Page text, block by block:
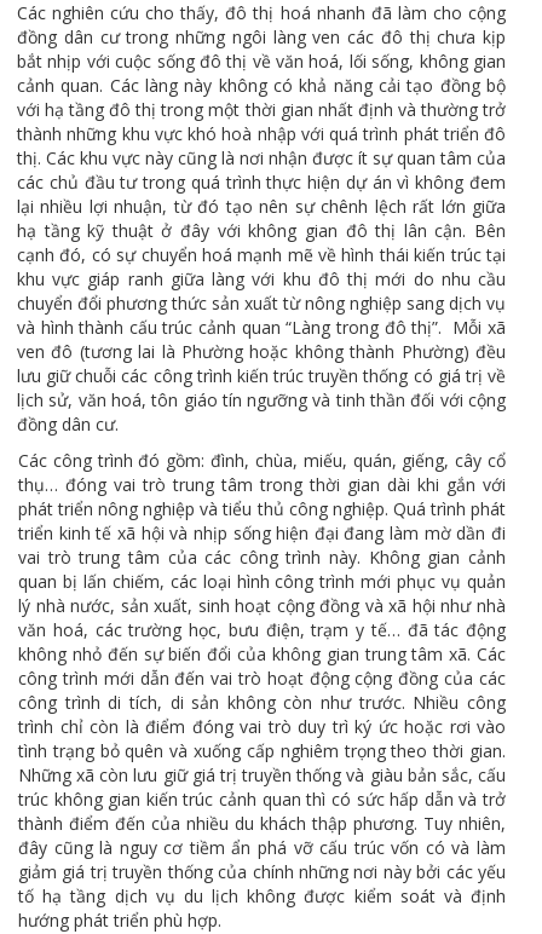
Các nghiên cứu cho thấy, đô thị hoá nhanh đã làm cho cộng
đồng dân cư trong những ngôi làng ven các đô thị chưa kịp
bắt nhịp với cuộc sống đô thị về văn hoá, lối sống, không gian
cảnh quan. Các làng này không có khả năng cải tạo đồng bộ
với hạ tầng đô thị trong một thời gian nhất định và thường trở
thành những khu vực khó hoà nhập với quá trình phát triển đô
thị. Các khu vực này cũng là nơi nhận được ít sự quan tâm của
các chủ đầu tư trong quá trình thực hiện dự án vì không đem
lại nhiều lợi nhuận, từ đó tạo nên sự chênh lệch rất lớn giữa
hạ tầng kỹ thuật ở đây với không gian đô thị lân cận. Bên
cạnh đó, có sự chuyển hoá mạnh mẽ về hình thái kiến trúc tại
khu vực giáp ranh giữa làng với khu đô thị mới do nhu cầu
chuyển đổi phương thức sản xuất từ nông nghiệp sang dịch vụ
và hình thành cấu trúc cảnh quan “Làng trong đô thị”. Mỗi xã
ven đô (tương lai là Phường hoặc không thành Phường) đều
lưu giữ chuỗi các công trình kiến trúc truyền thống có giá trị về
lịch sử, văn hoá, tôn giáo tín ngưỡng và tinh thần đối với cộng
đồng dân cư.
Các công trình đó gồm: đình, chùa, miếu, quán, giếng, cây cổ
thụ… đóng vai trò trung tâm trong thời gian dài khi gắn với
phát triển nông nghiệp và tiểu thủ công nghiệp. Quá trình phát
triển kinh tế xã hội và nhịp sống hiện đại đang làm mờ dần đi
vai trò trung tâm của các công trình này. Không gian cảnh
quan bị lấn chiếm, các loại hình công trình mới phục vụ quản
lý nhà nước, sản xuất, sinh hoạt cộng đồng và xã hội như nhà
văn hoá, các trường học, bưu điện, trạm y tế… đã tác động
không nhỏ đến sự biến đổi của không gian trung tâm xã. Các
công trình mới dẫn đến vai trò hoạt động cộng đồng của các
công trình di tích, di sản không còn như trước. Nhiều công
trình chỉ còn là điểm đóng vai trò duy trì ký ức hoặc rơi vào
tình trạng bỏ quên và xuống cấp nghiêm trọng theo thời gian.
Những xã còn lưu giữ giá trị truyền thống và giàu bản sắc, cấu
trúc không gian kiến trúc cảnh quan thì có sức hấp dẫn và trở
thành điểm đến của nhiều du khách thập phương. Tuy nhiên,
đây cũng là nguy cơ tiềm ẩn phá vỡ cấu trúc vốn có và làm
giảm giá trị truyền thống của chính những nơi này bởi các yếu
tố hạ tầng dịch vụ du lịch không được kiểm soát và định
hướng phát triển phù hợp.